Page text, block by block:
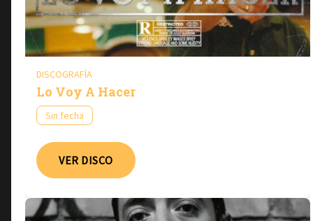
DISCOGRAFÍA
Lo Voy A Hacer
Sin fecha
VER DISCO